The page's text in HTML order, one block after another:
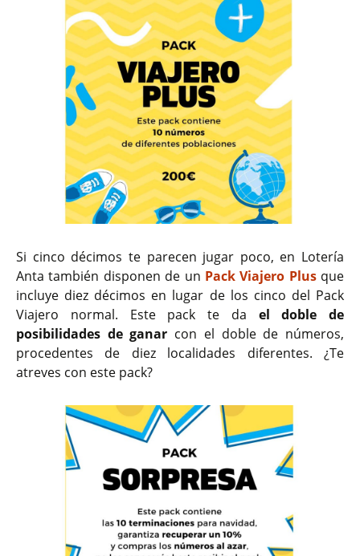
Si cinco décimos te parecen jugar poco, en Lotería
Anta también disponen de un Pack Viajero Plusque
incluye diez décimos en lugar de los cinco del Pack
Viajero normal. Este pack te da el doble de
posibilidades de ganar con el doble de números,
procedentes de diez localidades diferentes. ¿Te
atreves con este pack?